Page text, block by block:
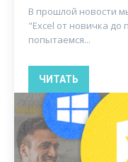
В прошлой новости
"Excel от новичка до
попытаемся...
ЧИТАТЬ